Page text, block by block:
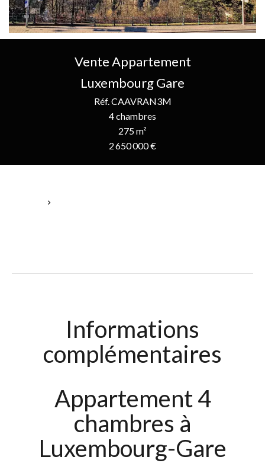
Vente Appartement
Luxembourg Gare
Réf. CAAVRAN3M
4 chambres
275 m²
2 650 000 €
Informations
complémentaires
Appartement 4
chambres à
Luxembourg-Gare